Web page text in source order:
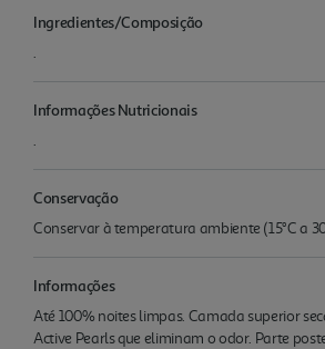
Ingredientes/Composição
.
Informações Nutricionais
.
Conservação
Conservar à temperatura ambiente (15°C a
Informações
Até 100% noites limpas. Camada superior
Active Pearls que eliminam o odor. Parte